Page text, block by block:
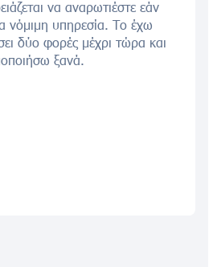
να αναρωτιέστε εάν
νόμιμη υπηρεσία. Το έχω
δύο φορές μέχρι τώρα και
ξανά.